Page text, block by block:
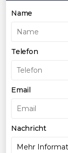
Name
Telefon
Email
Nachricht